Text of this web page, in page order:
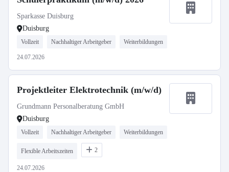
Sparkasse Duisburg
Duisburg
Vollzeit Nachhaltiger Arbeitgeber Weiterbildungen
24.07.2026
Projektleiter Elektrotechnik (m/w/d)
Grundmann Personalberatung GmbH
Duisburg
Vollzeit Nachhaltiger Arbeitgeber Weiterbildungen
Flexible Arbeitszeiten 2
24.07.2026